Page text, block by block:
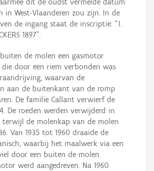
dit de oudst vermelde datum
in West-Vlaanderen zou zijn. In de
de ingang staat de inscriptie: “J.
1897”.
buiten de molen een gasmotor
die door een riem verbonden was
waarvan de
aan de buitenkant van de romp
De familie Callant verwierf de
De roeden werden verwijderd in
terwijl de molenkap van de molen
Van 1935 tot 1960 draaide de
waarbij het maalwerk via een
door een buiten de molen
werd aangedreven. Na 1960